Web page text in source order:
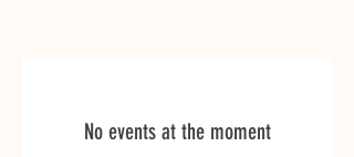
No events at the moment